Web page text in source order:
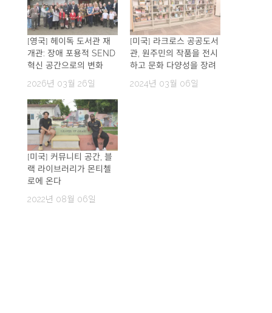
[영국] 헤이독 도서관 재
개관: 장애 포용적 SEND
혁신 공간으로의 변화
2026년 03월 26일
[미국] 라크로스 공공도서
관, 원주민의 작품을 전시
하고 문화 다양성을 장려
2024년 03월 06일
[미국] 커뮤니티 공간, 블
랙 라이브러리가 몬티첼
로에 온다
2022년 08월 06일